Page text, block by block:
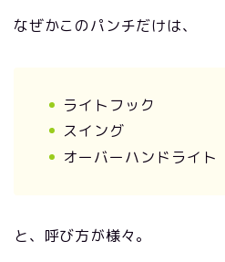
なぜかこのパンチだけは、
ライトフック
スイング
オーバーハンドライト
と、呼び方が様々。